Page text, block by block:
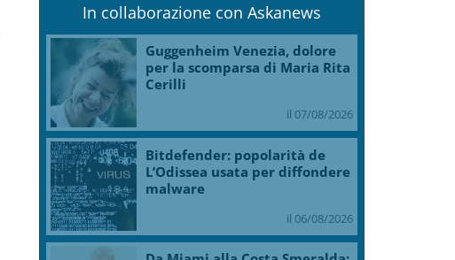
In collaborazione con Askanews
Guggenheim Venezia, dolore
per la scomparsa di Maria Rita
Cerilli
il 07/08/2026
Bitdefender: popolarità de
L’Odissea usata per diffondere
malware
il 06/08/2026